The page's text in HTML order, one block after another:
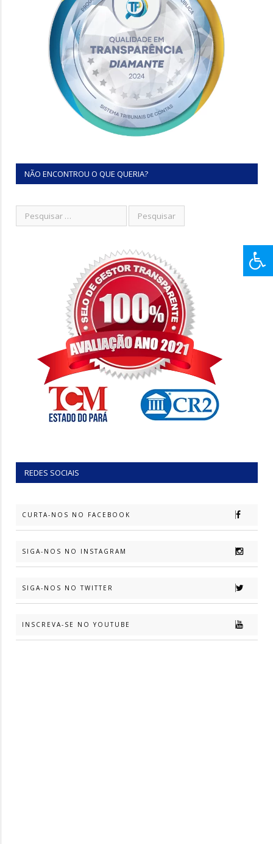
NÃO ENCONTROU O QUE QUERIA?
REDES SOCIAIS
CURTA-NOS NO FACEBOOK
SIGA-NOS NO INSTAGRAM
SIGA-NOS NO TWITTER
INSCREVA-SE NO YOUTUBE